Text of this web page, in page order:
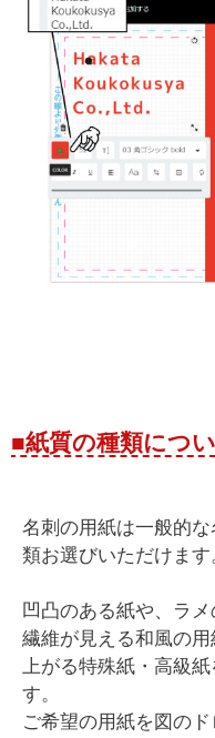
■紙質の種類につ
名刺の用紙は一般的
類お選びいただけます
凹凸のある紙や、ラ
繊維が見える和風の
上がる特殊紙・高級
す。
ご希望の用紙を図の